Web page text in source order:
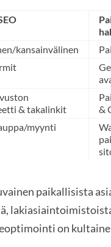
kansainvälinen
& takalinkit
&
myynti
paikallisista
on